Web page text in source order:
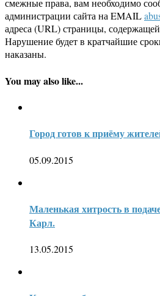
смежные права, вам необходимо
администрации сайта на EMAIL
адреса (URL) страницы,
Нарушение будет в кратчайшие
наказаны.
You may also like...
Город готов к приёму
05.09.2015
Маленькая хитрость в
Карл.
13.05.2015